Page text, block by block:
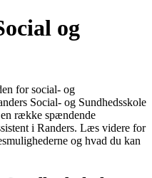
og
for social- og
Social- og Sundhedsskole
række spændende
i Randers. Læs videre for
og hvad du kan